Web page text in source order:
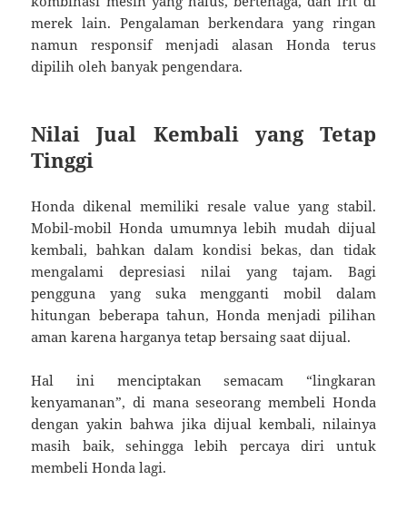
merek lain. Pengalaman berkendara yang ringan
namun responsif menjadi alasan Honda terus
dipilih oleh banyak pengendara.
Nilai Jual Kembali yang Tetap
Tinggi
Honda dikenal memiliki resale value yang stabil.
Mobil-mobil Honda umumnya lebih mudah dijual
kembali, bahkan dalam kondisi bekas, dan tidak
mengalami depresiasi nilai yang tajam. Bagi
pengguna yang suka mengganti mobil dalam
hitungan beberapa tahun, Honda menjadi pilihan
aman karena harganya tetap bersaing saat dijual.
Hal ini menciptakan semacam “lingkaran
kenyamanan”, di mana seseorang membeli Honda
dengan yakin bahwa jika dijual kembali, nilainya
masih baik, sehingga lebih percaya diri untuk
membeli Honda lagi.